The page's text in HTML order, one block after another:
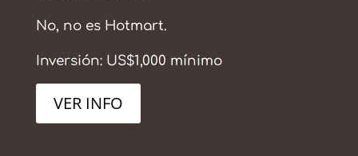
No, no es Hotmart.
Inversión: US$1,000 mínimo
VER INFO